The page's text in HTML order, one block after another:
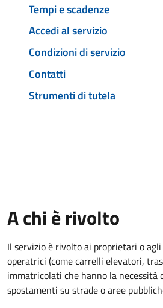
Tempi e scadenze
Accedi al servizio
Condizioni di servizio
Contatti
Strumenti di tutela
A chi è rivolto
Il servizio è rivolto ai proprietari o
operatrici (come carrelli elevatori,
immatricolati che hanno la necessità
spostamenti su strade o aree